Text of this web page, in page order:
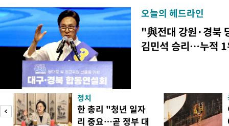
오늘의 헤드라인
"與전대 강원·경북
김민석 승리…누적 1
정치
한 총리 "청년 일자
리 중요…곧 정부 대